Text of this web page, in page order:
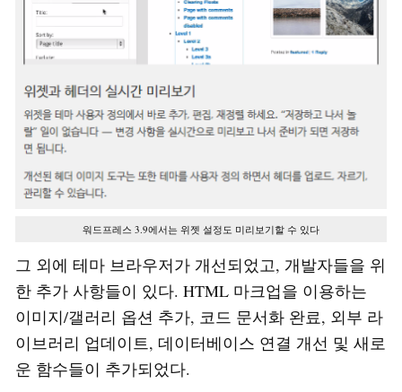
워드프레스 3.9에서는 위젯 설정도 미리보기할 수 있다
그 외에 테마 브라우저가 개선되었고, 개발자들을 위
한 추가 사항들이 있다. HTML 마크업을 이용하는
이미지/갤러리 옵션 추가, 코드 문서화 완료, 외부 라
이브러리 업데이트, 데이터베이스 연결 개선 및 새로
운 함수들이 추가되었다.